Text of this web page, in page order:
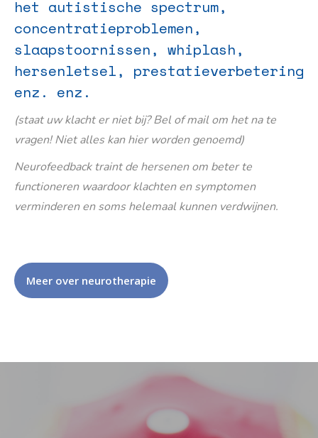
het autistische spectrum,
concentratieproblemen,
slaapstoornissen, whiplash,
hersenletsel, prestatieverbetering
enz. enz.
(staat uw klacht er niet bij? Bel of mail om het na te
vragen! Niet alles kan hier worden genoemd)
Neurofeedback traint de hersenen om beter te
functioneren waardoor klachten en symptomen
verminderen en soms helemaal kunnen verdwijnen.
Meer over neurotherapie